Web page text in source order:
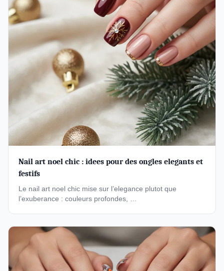
Nail art noel chic : idees pour des ongles elegants et
festifs
Le nail art noel chic mise sur l’elegance plutot que
l’exuberance : couleurs profondes, …